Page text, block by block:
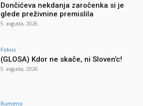
Dončićeva nekdanja zaročenka si je
glede preživnine premislila
5. avgusta, 2026
Fokus
(GLOSA) Kdor ne skače, ni Sloven’c!
5. avgusta, 2026
Rumeno